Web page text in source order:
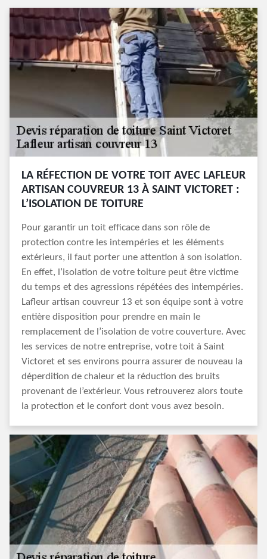
LA RÉFECTION DE VOTRE TOIT AVEC LAFLEUR
ARTISAN COUVREUR 13 À SAINT VICTORET :
L’ISOLATION DE TOITURE
Pour garantir un toit efficace dans son rôle de
protection contre les intempéries et les éléments
extérieurs, il faut porter une attention à son isolation.
En effet, l’isolation de votre toiture peut être victime
du temps et des agressions répétées des intempéries.
Lafleur artisan couvreur 13 et son équipe sont à votre
entière disposition pour prendre en main le
remplacement de l’isolation de votre couverture. Avec
les services de notre entreprise, votre toit à Saint
Victoret et ses environs pourra assurer de nouveau la
déperdition de chaleur et la réduction des bruits
provenant de l’extérieur. Vous retrouverez alors toute
la protection et le confort dont vous avez besoin.